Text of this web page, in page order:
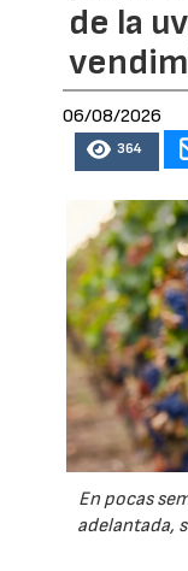
de la
06/08/2026
364
En pocas
adelantada,